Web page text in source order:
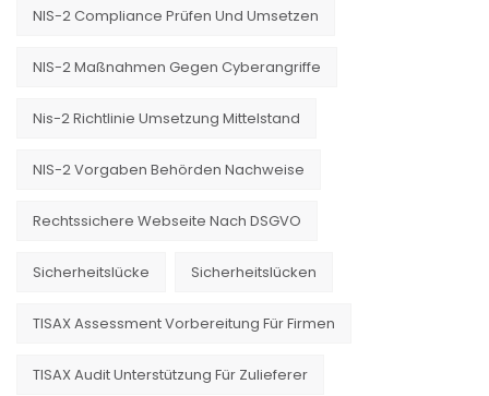
NIS-2 Compliance Prüfen Und Umsetzen
NIS-2 Maßnahmen Gegen Cyberangriffe
Nis-2 Richtlinie Umsetzung Mittelstand
NIS-2 Vorgaben Behörden Nachweise
Rechtssichere Webseite Nach DSGVO
Sicherheitslücke Sicherheitslücken
TISAX Assessment Vorbereitung Für Firmen
TISAX Audit Unterstützung Für Zulieferer